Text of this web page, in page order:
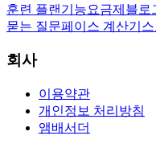
훈련 플랜 기능요금제 블로
묻는 질문페이스 계산기
회사
이용약관
개인정보 처리방침
앰배서더